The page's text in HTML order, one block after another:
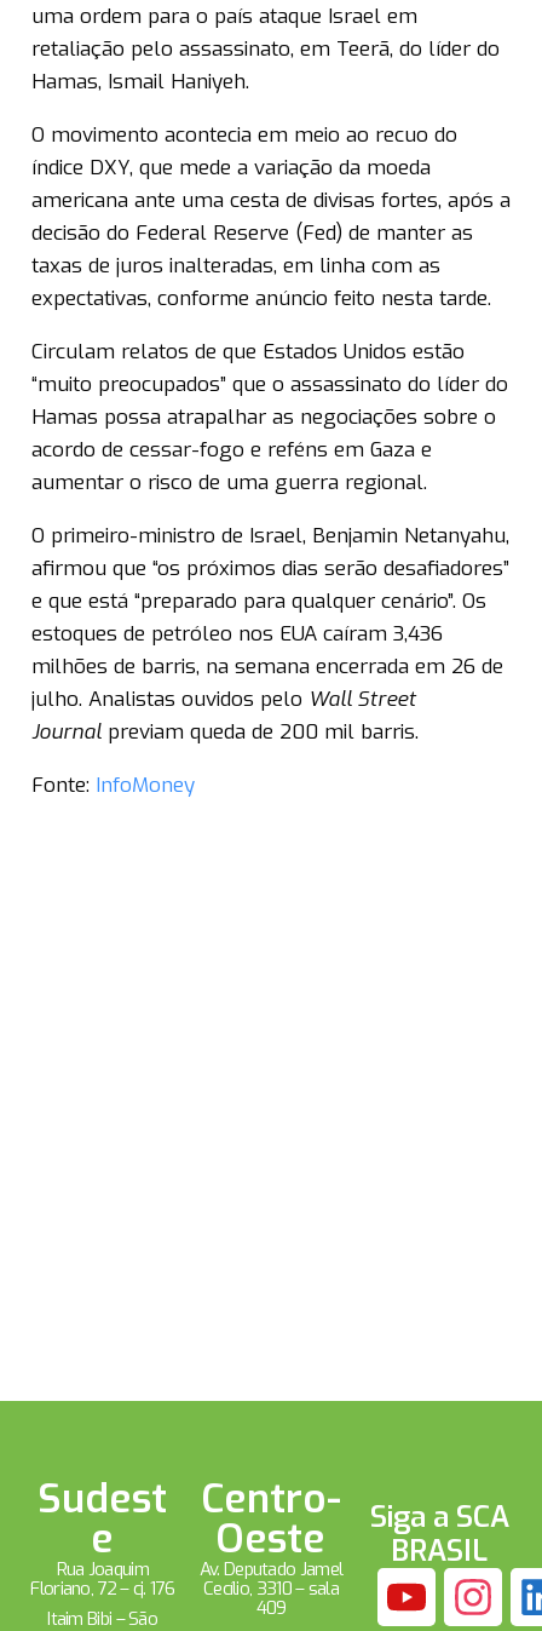
uma ordem para o país ataque Israel em
retaliação pelo assassinato, em Teerã, do líder do
Hamas, Ismail Haniyeh.
O movimento acontecia em meio ao recuo do
índice DXY, que mede a variação da moeda
americana ante uma cesta de divisas fortes, após a
decisão do Federal Reserve (Fed) de manter as
taxas de juros inalteradas, em linha com as
expectativas, conforme anúncio feito nesta tarde.
Circulam relatos de que Estados Unidos estão
“muito preocupados” que o assassinato do líder do
Hamas possa atrapalhar as negociações sobre o
acordo de cessar-fogo e reféns em Gaza e
aumentar o risco de uma guerra regional.
O primeiro-ministro de Israel, Benjamin Netanyahu,
afirmou que “os próximos dias serão desafiadores”
e que está “preparado para qualquer cenário”. Os
estoques de petróleo nos EUA caíram 3,436
milhões de barris, na semana encerrada em 26 de
julho. Analistas ouvidos pelo Wall Street
Journal previam queda de 200 mil barris.
Fonte: InfoMoney
Sudest
e
Rua Joaquim
Floriano, 72 – cj. 176
Itaim Bibi – São
Centro-
Oeste
Av. Deputado Jamel
Cecílio, 3310 – sala
409
Siga a SCA
BRASIL